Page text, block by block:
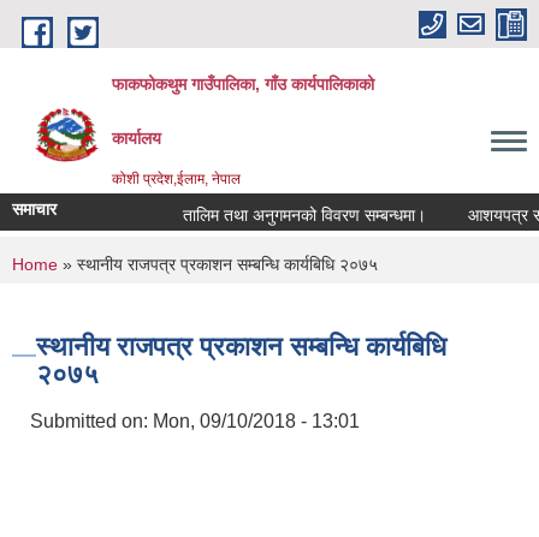
Skip to main content
फाकफोकथुम गाउँपालिका, गाँउ कार्यपालिकाको
कार्यालय
कोशी प्रदेश,ईलाम, नेपाल
समाचार तालिम तथा अनुगमनको विवरण सम्बन्धमा। आशयपत्र
You are here
Home » स्थानीय राजपत्र प्रकाशन सम्बन्धि कार्यबिधि २०७५
स्थानीय राजपत्र प्रकाशन सम्बन्धि कार्यबिधि
२०७५
Submitted on: Mon, 09/10/2018 - 13:01